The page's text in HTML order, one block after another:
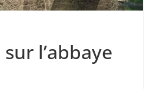
l’abbaye